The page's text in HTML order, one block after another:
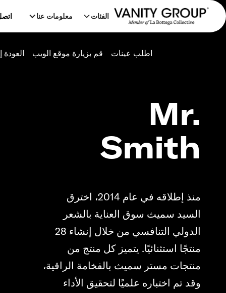
الفئات معلومات عنا
اطلب عينات قم بزيارة موقع الويب العودة
Mr.
Smith
منذ إطلاقه في عام 2014، اخترق
السيد سميث سوق العناية بالشعر
الدولي التنافسي من خلال إنشاء 28
منتجًا استثنائيًا. يتميز كل منتج من
منتجات مستر سميث بالفخامة الراقية،
وقد تم اختباره علميًا لتحقيق الأداء